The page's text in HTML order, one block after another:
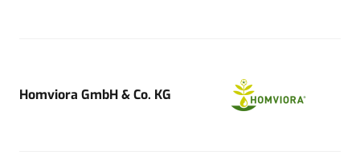
Homviora GmbH & Co. KG